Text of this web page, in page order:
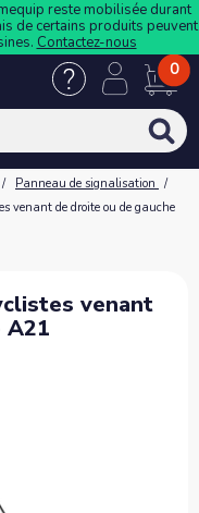
reste mobilisée durant
de certains produits peuvent
Contactez-nous
0
Panneau de signalisation
venant de droite ou de gauche
venant
A21